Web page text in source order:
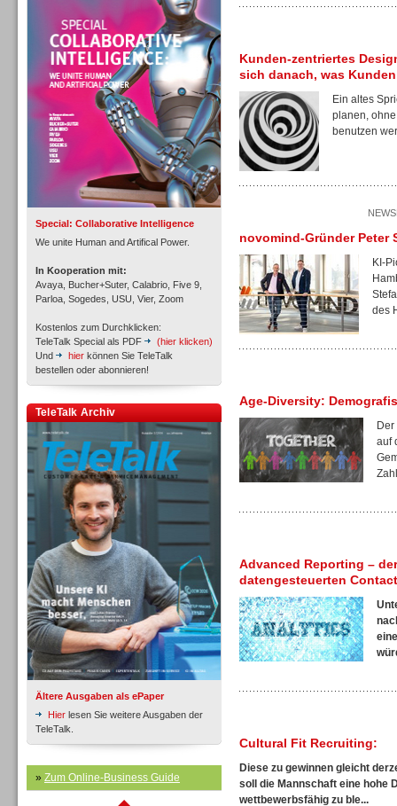
Special: Collaborative Intelligence
We unite Human and Artifical Power.
In Kooperation mit:
Avaya, Bucher+Suter, Calabrio, Five 9,
Parloa, Sogedes, USU, Vier, Zoom
Kostenlos zum Durchklicken:
TeleTalk Special als PDF
(hier klicken)
Und
hier können Sie TeleTalk
bestellen oder abonnieren!
TeleTalk Archiv
Ältere Ausgaben als ePaper
Hier lesen Sie weitere Ausgaben der
TeleTalk.
» Zum Online-Business Guide
Personal
Inbound
Inbound
Inbound
Inbound
Kunden-zentriertes
sich danach, was
Ein altes
planen,
benutzen
novomind-Gründer Peter
KI-
des
Age-Diversity:
auf
Advanced Reporting –
datengesteuerten
Cultural Fit Recruiting:
Diese zu gewinnen gleicht
soll die Mannschaft eine hohe
wettbewerbsfähig zu ble...